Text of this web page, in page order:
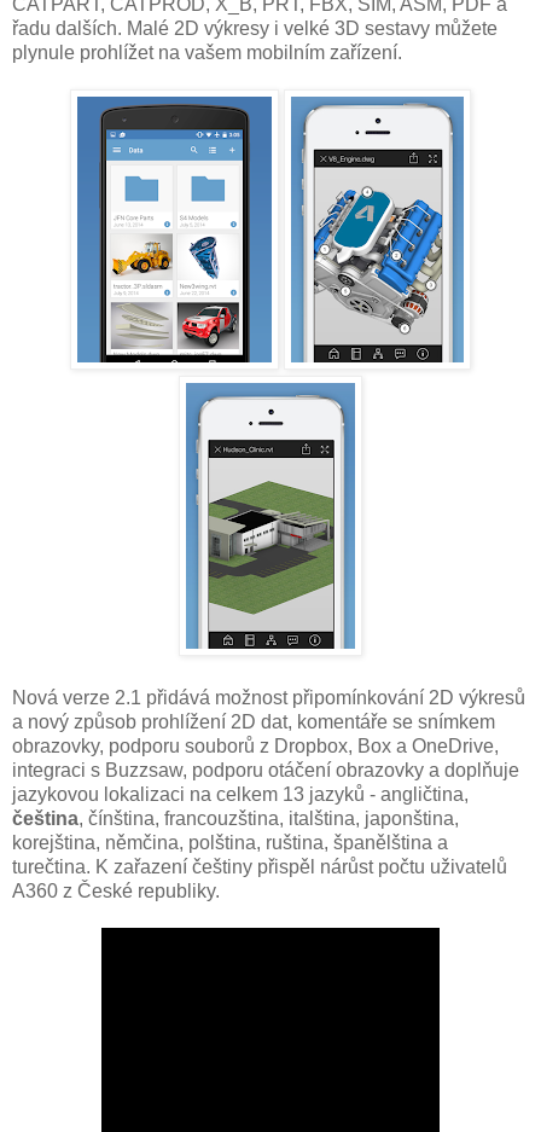
CATPART, CATPROD, X_B, PRT, FBX, SIM, ASM, PDF a
řadu dalších. Malé 2D výkresy i velké 3D sestavy můžete
plynule prohlížet na vašem mobilním zařízení.
Nová verze 2.1 přidává možnost připomínkování 2D výkresů
a nový způsob prohlížení 2D dat, komentáře se snímkem
obrazovky, podporu souborů z Dropbox, Box a OneDrive,
integraci s Buzzsaw, podporu otáčení obrazovky a doplňuje
jazykovou lokalizaci na celkem 13 jazyků - angličtina,
čeština, čínština, francouzština, italština, japonština,
korejština, němčina, polština, ruština, španělština a
turečtina. K zařazení češtiny přispěl nárůst počtu uživatelů
A360 z České republiky.